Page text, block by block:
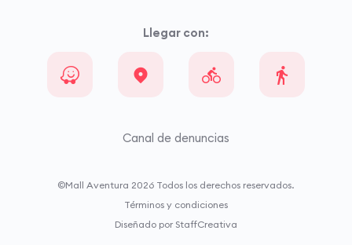
Llegar con:
Canal de denuncias
©Mall Aventura 2026 Todos los derechos reservados.
Términos y condiciones
Diseñado por StaffCreativa